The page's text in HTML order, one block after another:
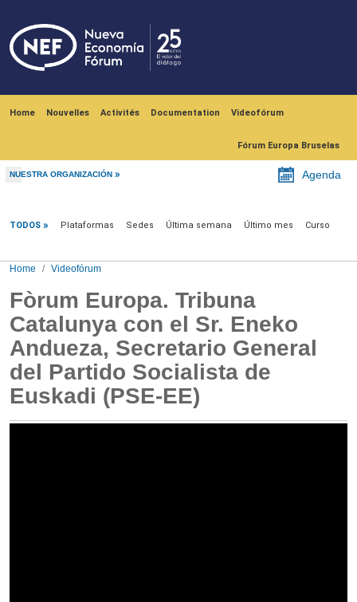
Home Nouvelles Activités Documentation Videofórum
Fórum Europa Bruselas
NUESTRA ORGANIZACIÓN Agenda
TODOS Plataformas Sedes Última semana Último mes Curso
Home Videofórum
Fòrum Europa. Tribuna
Catalunya con el Sr. Eneko
Andueza, Secretario General
del Partido Socialista de
Euskadi (PSE-EE)